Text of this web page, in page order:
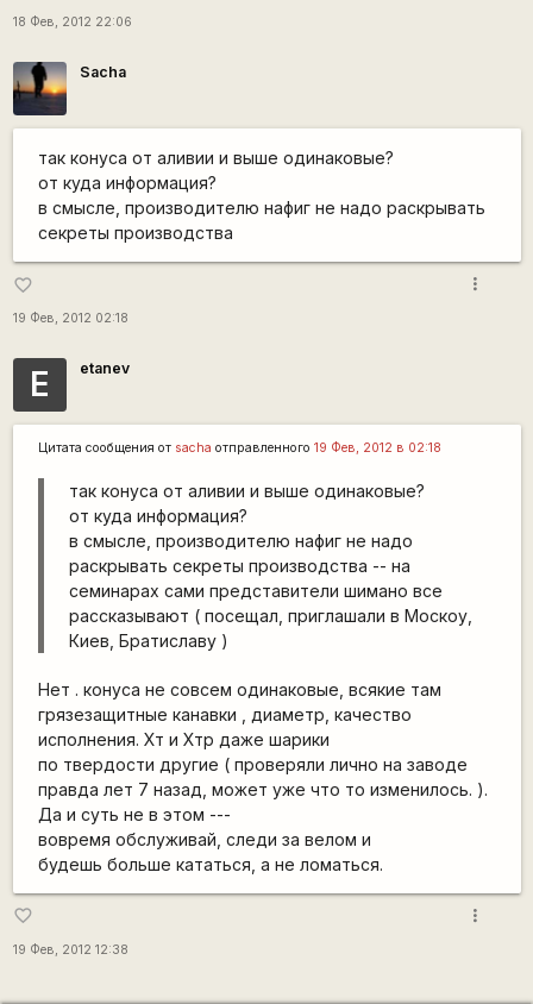
18 Фев, 2012 22:06
Sacha
так конуса от аливии и выше одинаковые?
от куда информация?
в смысле, производителю нафиг не надо раскрывать
секреты производства
favorite_border
19 Фев, 2012 02:18
more_vert
E etanev
Цитата сообщения от sacha отправленного 19 Фев, 2012 в 02:18
так конуса от аливии и выше одинаковые?
от куда информация?
в смысле, производителю нафиг не надо
раскрывать секреты производства -- на
семинарах сами представители шимано все
рассказывают ( посещал, приглашали в Москоу,
Киев, Братиславу )
Нет . конуса не совсем одинаковые, всякие там
грязезащитные канавки , диаметр, качество
исполнения. Хт и Хтр даже шарики
по твердости другие ( проверяли лично на заводе
правда лет 7 назад, может уже что то изменилось. ).
Да и суть не в этом ---
вовремя обслуживай, следи за велом и
будешь больше кататься, а не ломаться.
favorite_border
19 Фев, 2012 12:38
more_vert